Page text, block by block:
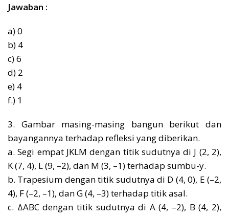
Jawaban :
a) 0
b) 4
c) 6
d) 2
e) 4
f.) 1
3. Gambar masing-masing bangun berikut dan
bayangannya terhadap refleksi yang diberikan.
a. Segi empat JKLM dengan titik sudutnya di J (2, 2),
K (7, 4), L (9, –2), dan M (3, –1) terhadap sumbu-y.
b. Trapesium dengan titik sudutnya di D (4, 0), E (–2,
4), F (–2, –1), dan G (4, –3) terhadap titik asal.
c. ΔABC dengan titik sudutnya di A (4, –2), B (4, 2),